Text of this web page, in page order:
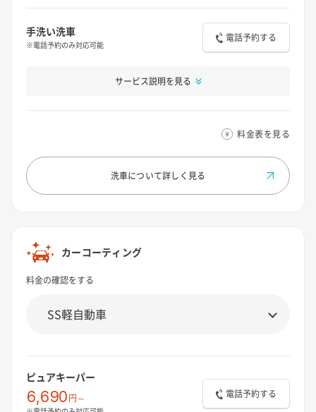
手洗い洗車
※電話予約のみ対応可能
電話予約する
サービス説明を見る
料金表を見る
洗車について詳しく見る
カーコーティング
料金の確認をする
ピュアキーパー
6,690円～ 電話予約する